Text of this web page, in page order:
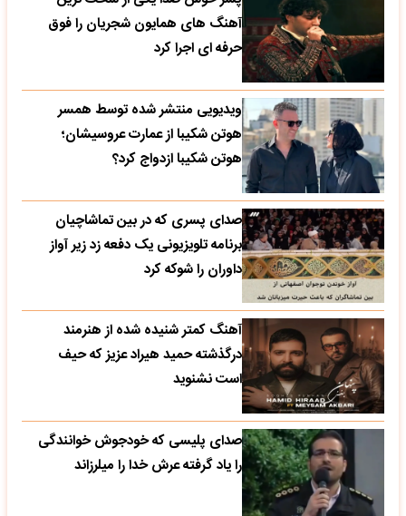
آهنگ های همایون شجریان را فوق
حرفه ای اجرا کرد
ویدیویی منتشر شده توسط همسر
هوتن شکیبا از عمارت عروسیشان؛
هوتن شکیبا ازدواج کرد؟
صدای پسری که در بین تماشاچیان
برنامه تلویزیونی یک دفعه زد زیر آواز
داوران را شوکه کرد
آهنگ کمتر شنیده شده از هنرمند
درگذشته حمید هیراد عزیز که حیف
است نشنوید
صدای پلیسی که خودجوش خوانندگی
را یاد گرفته عرش خدا را میلرزاند